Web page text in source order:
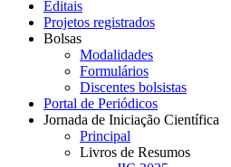
Editais
Projetos registrados
Bolsas
Modalidades
Formulários
Discentes bolsistas
Portal de Periódicos
Jornada de Iniciação Científica
Principal
Livros de Resumos